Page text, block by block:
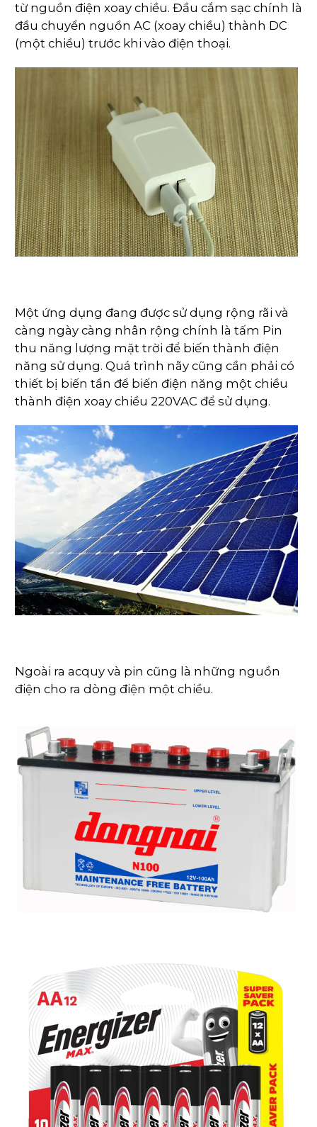
từ nguồn điện xoay chiều. Đầu cắm sạc chính là
đầu chuyển nguồn AC (xoay chiều) thành DC
(một chiều) trước khi vào điện thoại.
Một ứng dụng đang được sử dụng rộng rãi và
càng ngày càng nhân rộng chính là tấm Pin
thu năng lượng mặt trời để biến thành điện
năng sử dụng. Quá trình nãy cũng cần phải có
thiết bị biến tần để biến điện năng một chiều
thành điện xoay chiều 220VAC để sử dụng.
Ngoài ra acquy và pin cũng là những nguồn
điện cho ra dòng điện một chiều.